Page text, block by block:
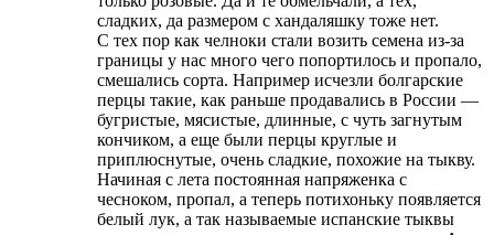
сладких, да размером с хандаляшку тоже нет.
С тех пор как челноки стали возить семена из-за
границы у нас много чего попортилось и пропало,
смешались сорта. Например исчезли болгарские
перцы такие, как раньше продавались в России —
бугристые, мясистые, длинные, с чуть загнутым
кончиком, а еще были перцы круглые и
приплюснутые, очень сладкие, похожие на тыкву.
Начиная с лета постоянная напряженка с
чесноком, пропал, а теперь потихоньку появляется
белый лук, а так называемые испанские тыквы